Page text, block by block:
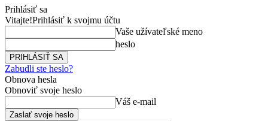
Prihlásiť sa
Vitajte!Prihlásiť k svojmu účtu
Vaše užívateľské meno
heslo
Zabudli ste heslo?
Obnova hesla
Obnoviť svoje heslo
Váš e-mail